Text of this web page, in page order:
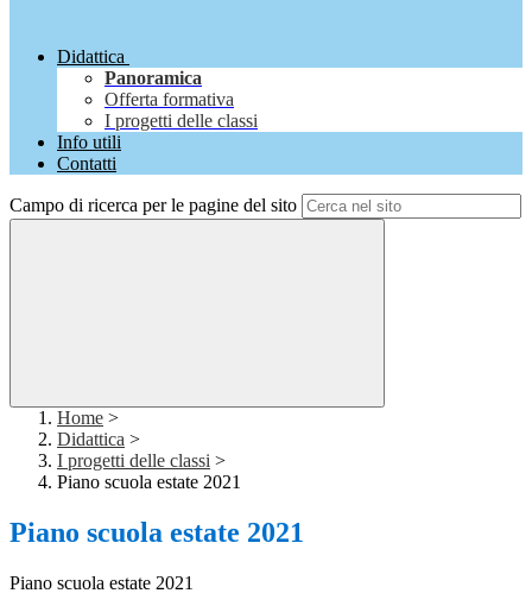
Didattica
Panoramica
Offerta formativa
I progetti delle classi
Info utili
Contatti
Campo di ricerca per le pagine del sito
Home >
Didattica >
I progetti delle classi >
Piano scuola estate 2021
Piano scuola estate 2021
Piano scuola estate 2021